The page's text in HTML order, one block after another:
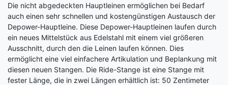
Die nicht abgedeckten Hauptleinen ermöglichen bei Bedarf
auch einen sehr schnellen und kostengünstigen Austausch der
Depower-Hauptleine. Diese Depower-Hauptleinen laufen durch
ein neues Mittelstück aus Edelstahl mit einem viel größeren
Ausschnitt, durch den die Leinen laufen können. Dies
ermöglicht eine viel einfachere Artikulation und Beplankung mit
diesen neuen Stangen. Die Ride-Stange ist eine Stange mit
fester Länge, die in zwei Längen erhältlich ist: 50 Zentimeter